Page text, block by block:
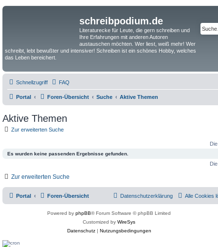
schreibpodium.de
Literaturecke für Leute, die gern schreiben und
Ihre Erfahrungen mit anderen Autoren
austauschen möchten. Wer liest, weiß mehr! Wer
schreibt, lebt bewußter und intensiver! Schreiben ist ein schönes Hobby, welches
das Leben bereichert.
Schnellzugriff FAQ
Portal Foren-Übersicht Suche Aktive Themen
Aktive Themen
Zur erweiterten Suche
Es wurden keine passenden Ergebnisse gefunden.
Zur erweiterten Suche
Portal Foren-Übersicht Alle Cookies
Datenschutzerklärung
Powered by phpBB® Forum Software © phpBB Limited
Customized by WireSys
Datenschutz| Nutzungsbedingungen